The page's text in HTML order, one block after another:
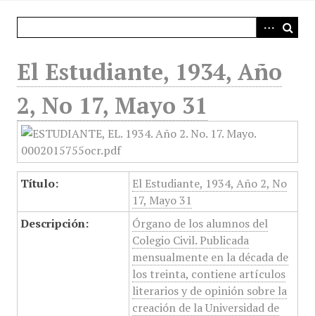
El Estudiante, 1934, Año
2, No 17, Mayo 31
Título:
El Estudiante, 1934, Año 2, No
17, Mayo 31
Descripción:
Órgano de los alumnos del
Colegio Civil. Publicada
mensualmente en la década de
los treinta, contiene artículos
literarios y de opinión sobre la
creación de la Universidad de